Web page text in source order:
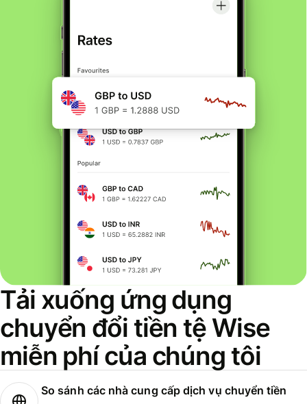
Tải xuống ứng dụng
chuyển đổi tiền tệ Wise
miễn phí của chúng tôi
So sánh các nhà cung cấp dịch vụ chuyển tiền